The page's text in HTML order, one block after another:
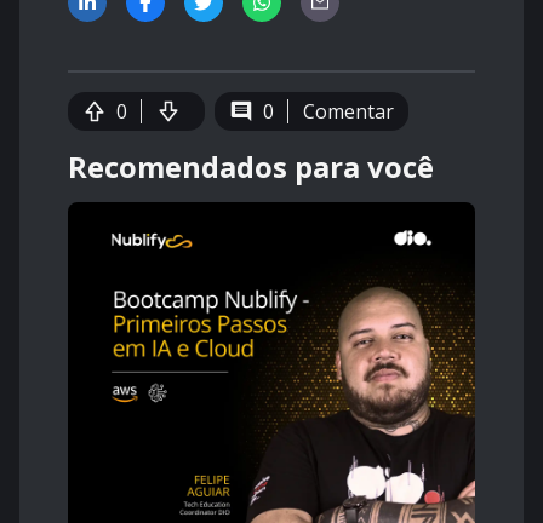
0 0 Comentar
Recomendados para você